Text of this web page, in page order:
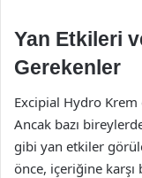
Yan Etkileri
Gerekenler
Excipial Hydro
Ancak bazı
gibi yan etkiler
önce, içeriğine karşı